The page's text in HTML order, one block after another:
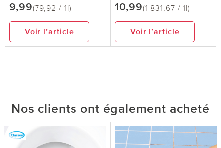
9,99(79,92 / 1l)
Voir l’article
10,99(1 831,67 / 1l)
Voir l’article
Nos clients ont également acheté